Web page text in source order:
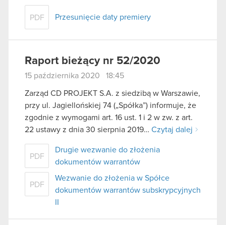
PDF Przesunięcie daty premiery
Raport bieżący nr 52/2020
15 października 2020 18:45
Zarząd CD PROJEKT S.A. z siedzibą w Warszawie,
przy ul. Jagiellońskiej 74 („Spółka”) informuje, że
zgodnie z wymogami art. 16 ust. 1 i 2 w zw. z art.
22 ustawy z dnia 30 sierpnia 2019… Czytaj dalej
PDF
Drugie wezwanie do złożenia
dokumentów warrantów
PDF
Wezwanie do złożenia w Spółce
dokumentów warrantów subskrypcyjnych